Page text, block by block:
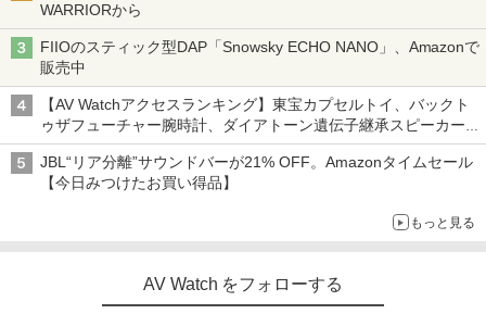
WARRIORから
FIIOのスティック型DAP「Snowsky ECHO NANO」、Amazonで
販売中
【AV Watchアクセスランキング】東宝カプセルトイ、バックト
ゥザフューチャー腕時計、ダイアトーン遺伝子継承スピーカー
('26年8月3日～9日)
JBL“リア分離”サウンドバーが21% OFF。Amazonタイムセール
【今日みつけたお買い得品】
もっと見る
AV Watch をフォローする